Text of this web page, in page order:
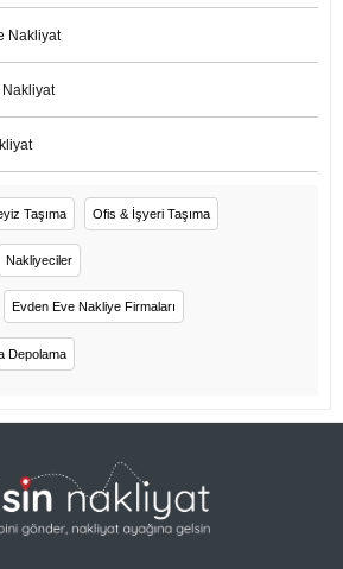
Nakliyat
Taşıma Ofis & İşyeri Taşıma
Nakliyeciler
Evden Eve Nakliye Firmaları
Depolama